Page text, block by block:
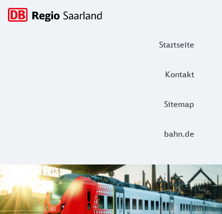
Startseite
Kontakt
Sitemap
bahn.de
Hauptnavigation
DB Regio Saarland: Tickets und